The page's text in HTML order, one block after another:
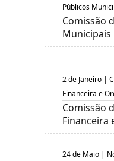
Públicos
Comissão
Municipais
2 de Janeiro |
Financeira e
Comissão
Financeira
24 de Maio |